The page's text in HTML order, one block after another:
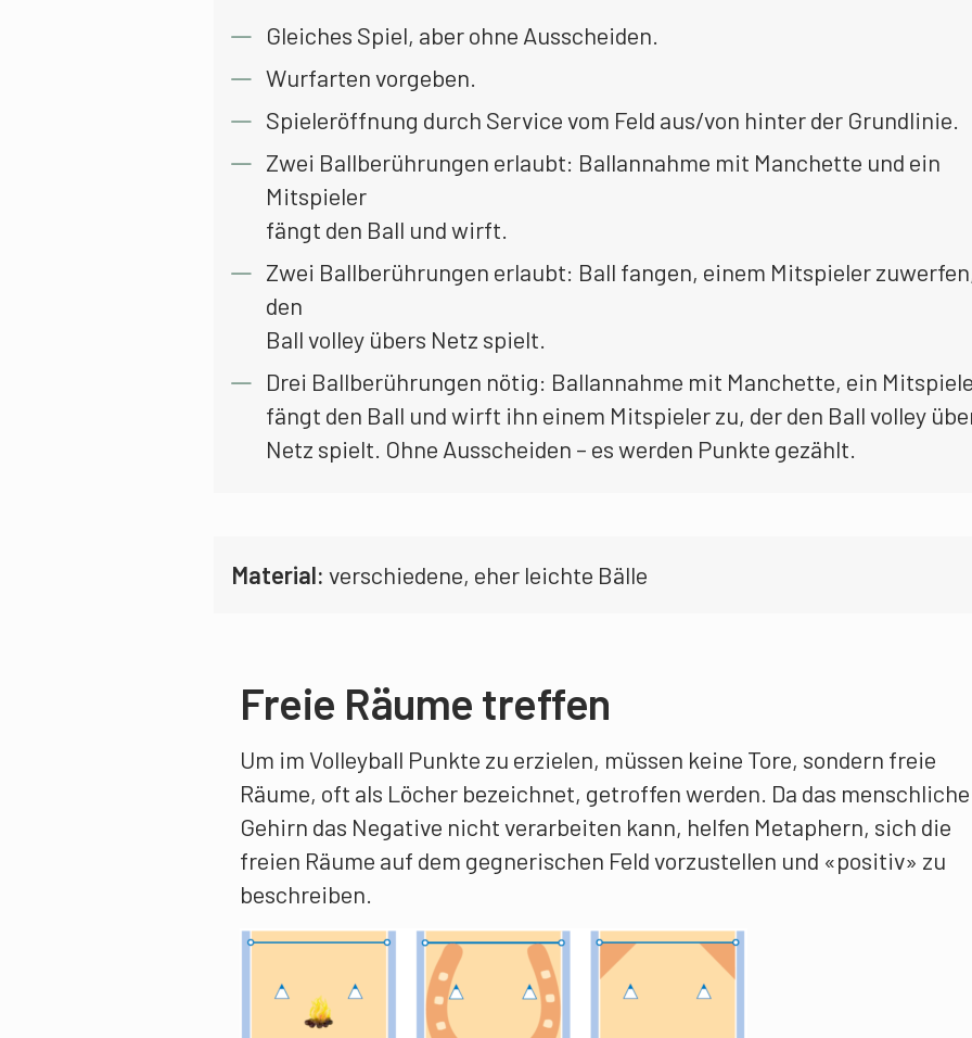
Gleiches Spiel, aber ohne Ausscheiden.
Wurfarten vorgeben.
Spieleröffnung durch Service vom Feld aus/von hinter der Grundlinie.
Zwei Ballberührungen erlaubt: Ballannahme mit Manchette und ein
Mitspieler
fängt den Ball und wirft.
Zwei Ballberührungen erlaubt: Ball fangen, einem Mitspieler
den
Ball volley übers Netz spielt.
Drei Ballberührungen nötig: Ballannahme mit Manchette, ein
fängt den Ball und wirft ihn einem Mitspieler zu, der den Ball volley
Netz spielt. Ohne Ausscheiden – es werden Punkte gezählt.
Material: verschiedene, eher leichte Bälle
Freie Räume treffen
Um im Volleyball Punkte zu erzielen, müssen keine Tore, sondern freie
Räume, oft als Löcher bezeichnet, getroffen werden. Da das menschliche
Gehirn das Negative nicht verarbeiten kann, helfen Metaphern, sich die
freien Räume auf dem gegnerischen Feld vorzustellen und «positiv» zu
beschreiben.